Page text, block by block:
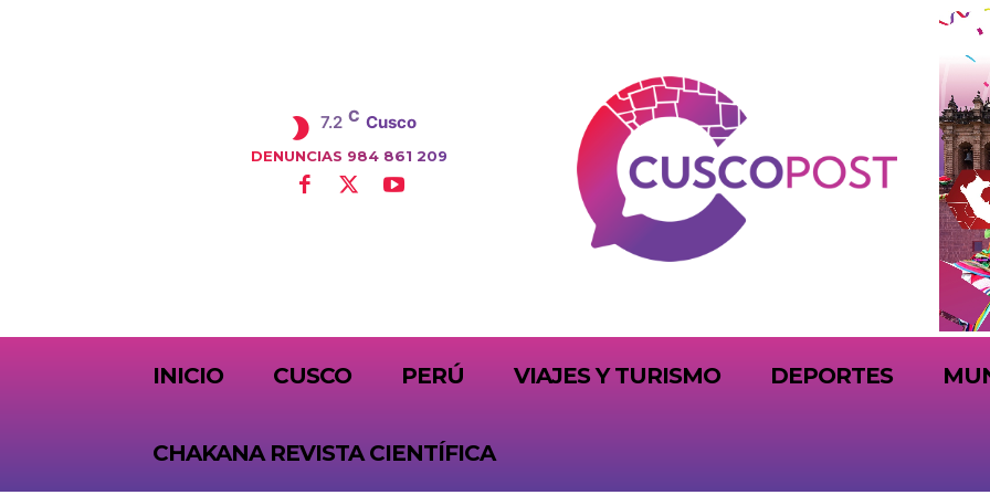
7.2 C Cusco
DENUNCIAS 984 861 209
INICIO CUSCO PERÚ VIAJES Y TURISMO DEPORTES
CHAKANA REVISTA CIENTÍFICA